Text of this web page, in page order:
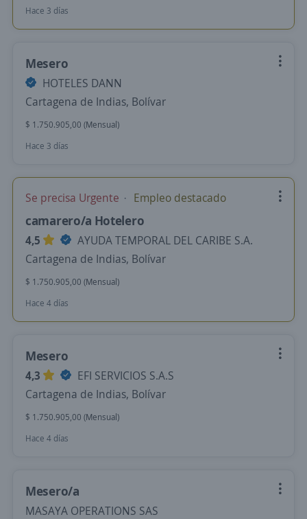
Hace 3 días
Mesero
HOTELES DANN
Cartagena de Indias, Bolívar
$ 1.750.905,00 (Mensual)
Hace 3 días
Se precisa Urgente Empleo destacado
camarero/a Hotelero
4,5
AYUDA TEMPORAL DEL CARIBE S.A.
Cartagena de Indias, Bolívar
$ 1.750.905,00 (Mensual)
Hace 4 días
Mesero
4,3
EFI SERVICIOS S.A.S
Cartagena de Indias, Bolívar
$ 1.750.905,00 (Mensual)
Hace 4 días
Mesero/a
MASAYA OPERATIONS SAS